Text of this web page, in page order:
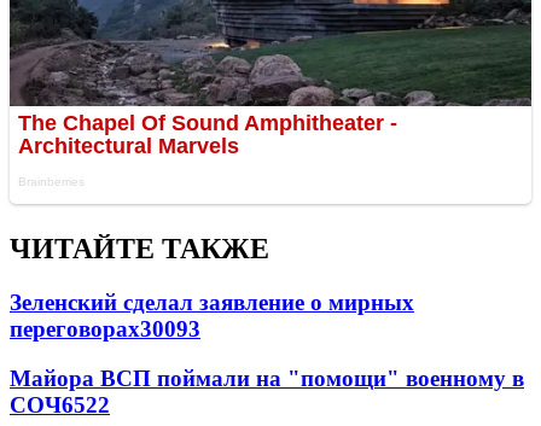
ЧИТАЙТЕ ТАКЖЕ
Зеленский сделал заявление о мирных
переговорах30093
Майора ВСП поймали на "помощи" военному в
СОЧ6522